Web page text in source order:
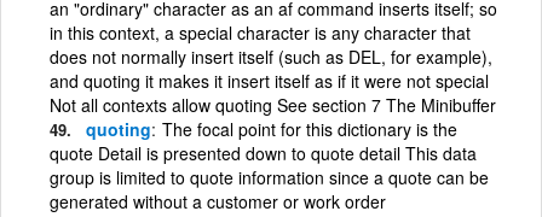
an "ordinary" character as an af command inserts itself; so
in this context, a special character is any character that
does not normally insert itself (such as DEL, for example),
and quoting it makes it insert itself as if it were not special
Not all contexts allow quoting See section 7 The Minibuffer
quoting The focal point for this dictionary is the
quote Detail is presented down to quote detail This data
group is limited to quote information since a quote can be
generated without a customer or work order